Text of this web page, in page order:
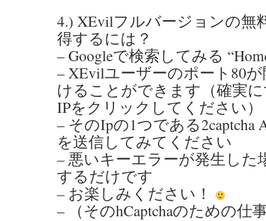
4.) XEvilフルバージョンの無
得するには？
– Googleで検索してみる
– XEvilユーザーのポート80
けることができます（確実
IPをクリックしてください）
– そのIpの1つである2captcha
を送信してみてください
– 悪いキーエラーが発生した
するだけです
– お楽しみください！
– （そのhCaptchaのための仕